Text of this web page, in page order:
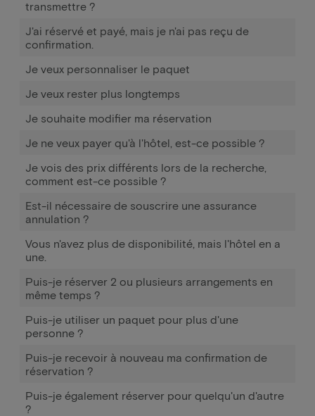
transmettre ?
J'ai réservé et payé, mais je n'ai pas reçu de
confirmation.
Je veux personnaliser le paquet
Je veux rester plus longtemps
Je souhaite modifier ma réservation
Je ne veux payer qu'à l'hôtel, est-ce possible ?
Je vois des prix différents lors de la recherche,
comment est-ce possible ?
Est-il nécessaire de souscrire une assurance
annulation ?
Vous n'avez plus de disponibilité, mais l'hôtel en a
une.
Puis-je réserver 2 ou plusieurs arrangements en
même temps ?
Puis-je utiliser un paquet pour plus d'une
personne ?
Puis-je recevoir à nouveau ma confirmation de
réservation ?
Puis-je également réserver pour quelqu'un d'autre
?